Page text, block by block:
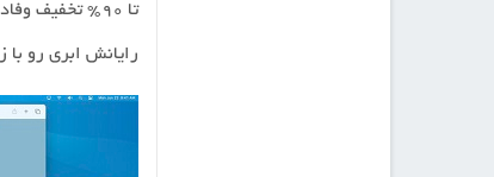
تا ۹۰% تخفیف وفاداری برای تمامی محصولات راست چین!
رایانش ابری رو